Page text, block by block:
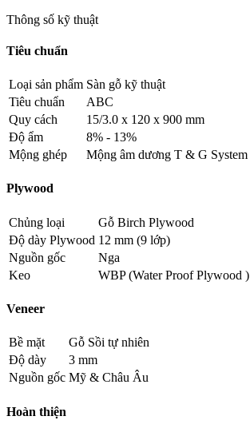
Thông số kỹ thuật
Tiêu chuẩn
Loại sản phẩm Sàn gỗ kỹ thuật
Tiêu chuẩn
ABC
Quy cách
15/3.0 x 120 x 900 mm
Độ ẩm
8% - 13%
Mộng ghép
Mộng âm dương T & G System
Plywood
Chủng loại
Gỗ Birch Plywood
Độ dày Plywood 12 mm (9 lớp)
Nguồn gốc
Nga
Keo
WBP (Water Proof Plywood )
Veneer
Bề mặt
Gỗ Sồi tự nhiên
Độ dày
3 mm
Nguồn gốc Mỹ & Châu Âu
Hoàn thiện